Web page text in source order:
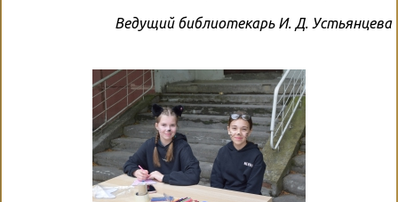
Ведущий библиотекарь И. Д. Устьянцева